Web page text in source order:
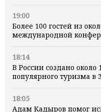
19:00
Более 100 гостей из
международной
18:14
В России создано
популярного туризма в
18:05
Адам Кадыров помог